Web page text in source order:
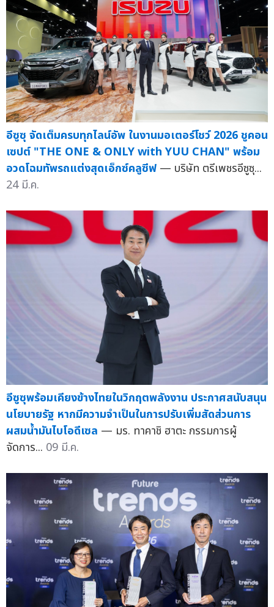
อีซูซุ จัดเต็มครบทุกไลน์อัพ ในงานมอเตอร์โชว์ 2026 ชูคอน
เซปต์ "THE ONE & ONLY with YUU CHAN" พร้อม
อวดโฉมทัพรถแต่งสุดเอ็กซ์คลูซีฟ — บริษัท ตรีเพชรอีซูซุ...
24 มี.ค.
อีซูซุพร้อมเคียงข้างไทยในวิกฤตพลังงาน ประกาศสนับสนุน
นโยบายรัฐ หากมีความจำเป็นในการปรับเพิ่มสัดส่วนการ
ผสมน้ำมันไบโอดีเซล — มร. ทาคาชิ ฮาตะ กรรมการผู้
จัดการ... 09 มี.ค.